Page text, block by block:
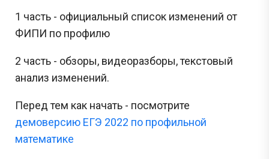
1 часть - официальный список изменений от
ФИПИ по профилю
2 часть - обзоры, видеоразборы, текстовый
анализ изменений.
Перед тем как начать - посмотрите
демоверсию ЕГЭ 2022 по профильной
математике